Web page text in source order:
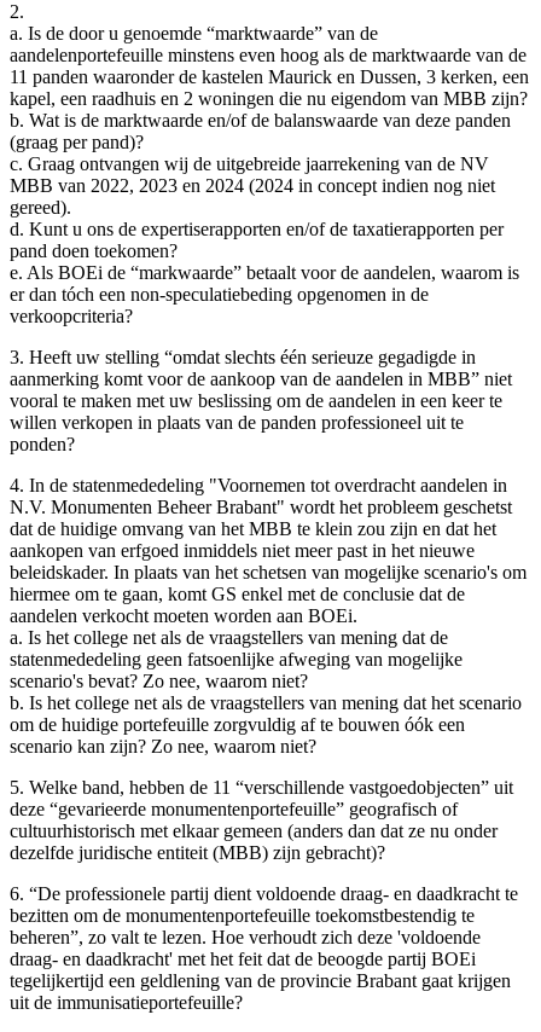
2.
a. Is de door u genoemde “marktwaarde” van de
aandelenportefeuille minstens even hoog als de marktwaarde van de
11 panden waaronder de kastelen Maurick en Dussen, 3 kerken, een
kapel, een raadhuis en 2 woningen die nu eigendom van MBB zijn?
b. Wat is de marktwaarde en/of de balanswaarde van deze panden
(graag per pand)?
c. Graag ontvangen wij de uitgebreide jaarrekening van de NV
MBB van 2022, 2023 en 2024 (2024 in concept indien nog niet
gereed).
d. Kunt u ons de expertiserapporten en/of de taxatierapporten per
pand doen toekomen?
e. Als BOEi de “markwaarde” betaalt voor de aandelen, waarom is
er dan tóch een non-speculatiebeding opgenomen in de
verkoopcriteria?
3. Heeft uw stelling “omdat slechts één serieuze gegadigde in
aanmerking komt voor de aankoop van de aandelen in MBB” niet
vooral te maken met uw beslissing om de aandelen in een keer te
willen verkopen in plaats van de panden professioneel uit te
ponden?
4. In de statenmededeling "Voornemen tot overdracht aandelen in
N.V. Monumenten Beheer Brabant" wordt het probleem geschetst
dat de huidige omvang van het MBB te klein zou zijn en dat het
aankopen van erfgoed inmiddels niet meer past in het nieuwe
beleidskader. In plaats van het schetsen van mogelijke scenario's om
hiermee om te gaan, komt GS enkel met de conclusie dat de
aandelen verkocht moeten worden aan BOEi.
a. Is het college net als de vraagstellers van mening dat de
statenmededeling geen fatsoenlijke afweging van mogelijke
scenario's bevat? Zo nee, waarom niet?
b. Is het college net als de vraagstellers van mening dat het scenario
om de huidige portefeuille zorgvuldig af te bouwen óók een
scenario kan zijn? Zo nee, waarom niet?
5. Welke band, hebben de 11 “verschillende vastgoedobjecten” uit
deze “gevarieerde monumentenportefeuille” geografisch of
cultuurhistorisch met elkaar gemeen (anders dan dat ze nu onder
dezelfde juridische entiteit (MBB) zijn gebracht)?
6. “De professionele partij dient voldoende draag- en daadkracht te
bezitten om de monumentenportefeuille toekomstbestendig te
beheren”, zo valt te lezen. Hoe verhoudt zich deze 'voldoende
draag- en daadkracht' met het feit dat de beoogde partij BOEi
tegelijkertijd een geldlening van de provincie Brabant gaat krijgen
uit de immunisatieportefeuille?